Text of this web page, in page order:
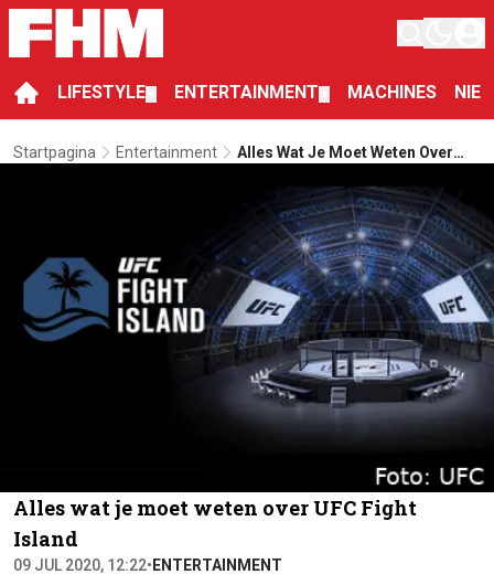
LIFESTYLE ENTERTAINMENT MACHINES
Startpagina Entertainment
Alles Wat Je Moet Weten Over
Alles wat je moet weten over UFC Fight
Island
09 JUL 2020, 12:22•ENTERTAINMENT